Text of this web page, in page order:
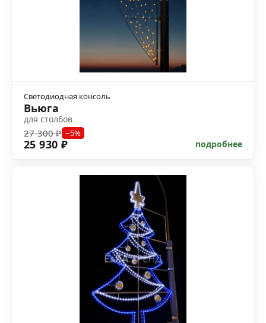
Светодиодная консоль
Вьюга
для столбов
27 300 ₽ −5%
25 930 ₽ подробнее